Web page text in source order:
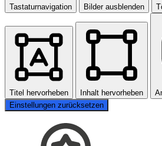
Tastaturnavigation Bilder ausblenden
Titel hervorheben Inhalt hervorheben
Einstellungen zurücksetzen